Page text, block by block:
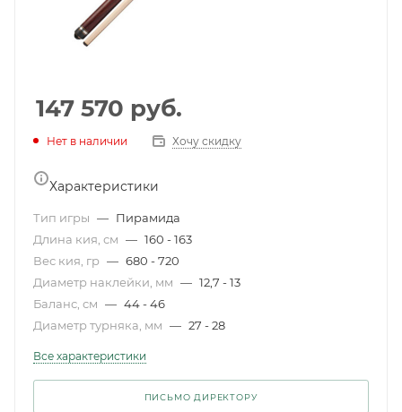
147 570 руб.
Нет в наличии Хочу скидку
Характеристики
Тип игры — Пирамида
Длина кия, см — 160 - 163
Вес кия, гр — 680 - 720
Диаметр наклейки, мм — 12,7 - 13
Баланс, см — 44 - 46
Диаметр турняка, мм — 27 - 28
Все характеристики
ПИСЬМО ДИРЕКТОРУ